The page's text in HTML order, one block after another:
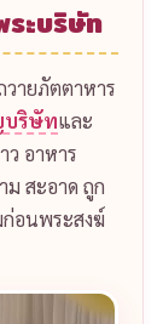
ระบริษัท
ายภัตตาหาร
บริษัทและ
ว อาหาร
สะอาด ถูก
อนพระสงฆ์